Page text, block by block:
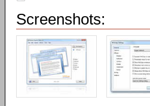
Screenshots: